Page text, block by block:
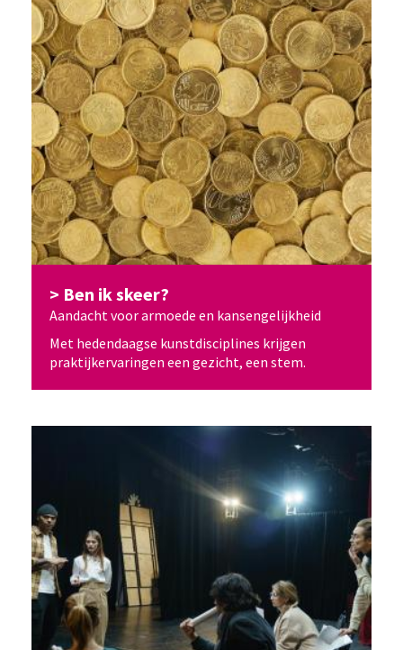
Ben ik skeer?
Aandacht voor armoede en kansengelijkheid
Met hedendaagse kunstdisciplines krijgen
praktijkervaringen een gezicht, een stem.